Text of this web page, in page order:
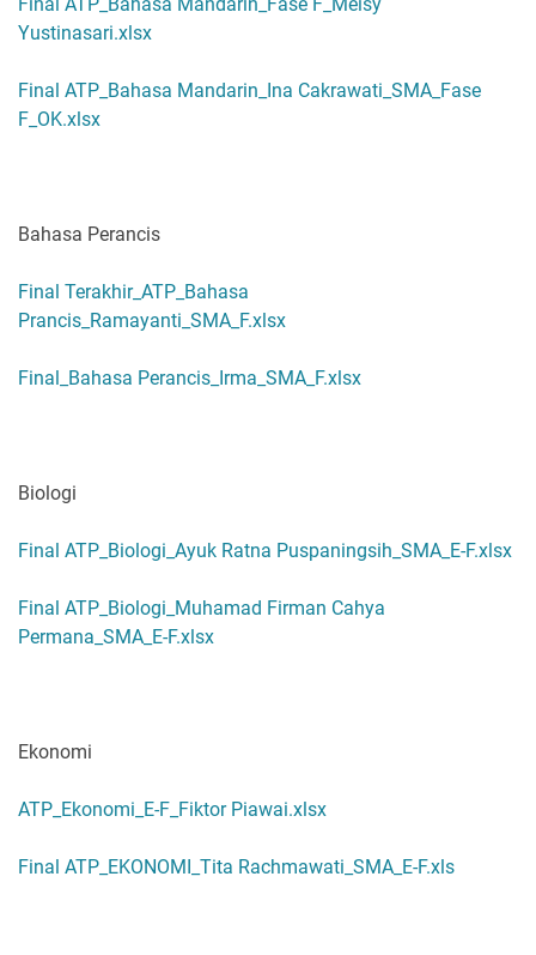
Yustinasari.xlsx
Final ATP_Bahasa Mandarin_Ina Cakrawati_SMA_Fase
F_OK.xlsx
Bahasa Perancis
Final Terakhir_ATP_Bahasa
Prancis_Ramayanti_SMA_F.xlsx
Final_Bahasa Perancis_Irma_SMA_F.xlsx
Biologi
Final ATP_Biologi_Ayuk Ratna Puspaningsih_SMA_E-F.xlsx
Final ATP_Biologi_Muhamad Firman Cahya
Permana_SMA_E-F.xlsx
Ekonomi
ATP_Ekonomi_E-F_Fiktor Piawai.xlsx
Final ATP_EKONOMI_Tita Rachmawati_SMA_E-F.xls